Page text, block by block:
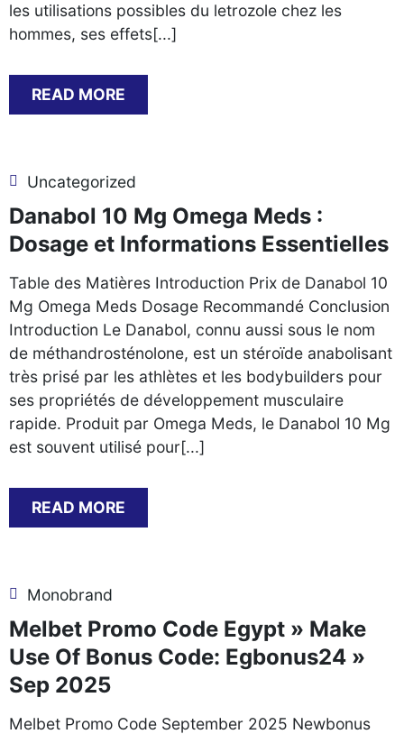
les utilisations possibles du letrozole chez les
hommes, ses effets[...]
READ MORE
Uncategorized
Danabol 10 Mg Omega Meds :
Dosage et Informations Essentielles
Table des Matières Introduction Prix de Danabol 10
Mg Omega Meds Dosage Recommandé Conclusion
Introduction Le Danabol, connu aussi sous le nom
de méthandrosténolone, est un stéroïde anabolisant
très prisé par les athlètes et les bodybuilders pour
ses propriétés de développement musculaire
rapide. Produit par Omega Meds, le Danabol 10 Mg
est souvent utilisé pour[...]
READ MORE
Monobrand
Melbet Promo Code Egypt » Make
Use Of Bonus Code: Egbonus24 »
Sep 2025
Melbet Promo Code September 2025 Newbonus